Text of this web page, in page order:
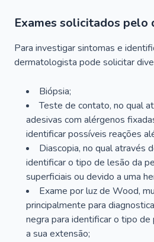
Exames solicitados
Para investigar sintomas e
dermatologista pode solicitar
Biópsia;
Teste de contato, no qual
adesivas com alérgenos
identificar possíveis reações
Diascopia, no qual através
identificar o tipo de lesão da
superficiais ou devido a uma
Exame por luz de Wood,
principalmente para
negra para identificar o tipo de
a sua extensão;